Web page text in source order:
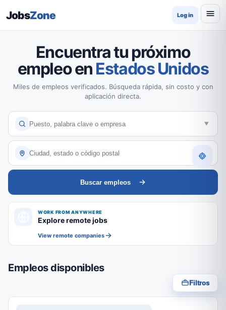
JobsZone Log in
Encuentra tu próximo
empleo en Estados Unidos
Miles de empleos verificados. Búsqueda rápida, sin costo y con
aplicación directa.
Buscar empleos
WORK FROM ANYWHERE
Explore remote jobs
View remote companies
Empleos disponibles
Filtros